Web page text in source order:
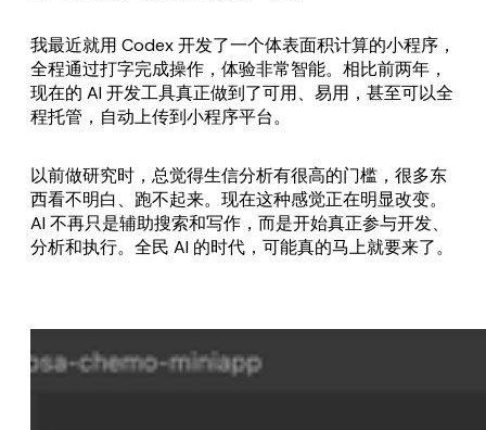
我最近就用 Codex 开发了一个体表面积计算的小程序，
全程通过打字完成操作，体验非常智能。相比前两年，
现在的 AI 开发工具真正做到了可用、易用，甚至可以全
程托管，自动上传到小程序平台。
以前做研究时，总觉得生信分析有很高的门槛，很多东
西看不明白、跑不起来。现在这种感觉正在明显改变。
AI 不再只是辅助搜索和写作，而是开始真正参与开发、
分析和执行。全民 AI 的时代，可能真的马上就要来了。